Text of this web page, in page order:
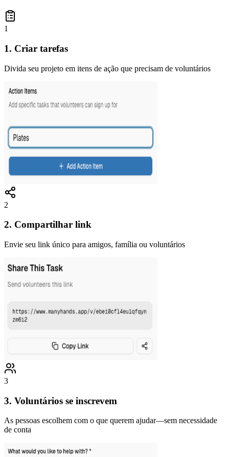
1
1. Criar tarefas
Divida seu projeto em itens de ação que precisam de voluntários
2
2. Compartilhar link
Envie seu link único para amigos, família ou voluntários
3
3. Voluntários se inscrevem
As pessoas escolhem com o que querem ajudar—sem necessidade
de conta